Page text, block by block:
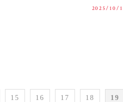
2025/10/
15 16 17 18 19